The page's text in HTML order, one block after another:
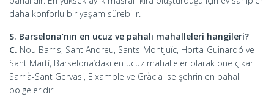
daha konforlu bir yaşam sürebilir.
S. Barselona’nın en ucuz ve pahalı mahalleleri hangileri?
C. Nou Barris, Sant Andreu, Sants-Montjuïc, Horta-Guinardó ve
Sant Martí, Barselona’daki en ucuz mahalleler olarak öne çıkar.
Sarrià-Sant Gervasi, Eixample ve Gràcia ise şehrin en pahalı
bölgeleridir.